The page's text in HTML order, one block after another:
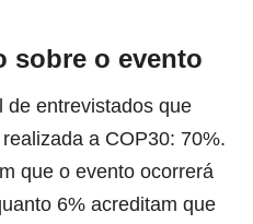
sobre o evento
de entrevistados que
a COP30: 70%.
que o evento ocorrerá
6% acreditam que